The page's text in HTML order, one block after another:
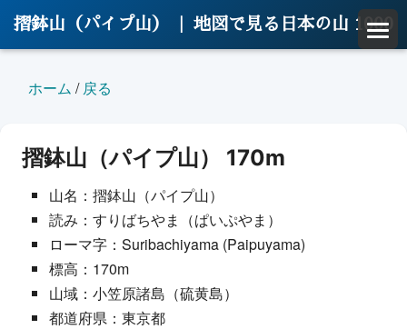
摺鉢山（パイプ山） | 地図で見る日本の山 1000
ホーム /戻る
摺鉢山（パイプ山） 170m
山名：摺鉢山（パイプ山）
読み：すりばちやま（ぱいぷやま）
ローマ字：Suribachiyama (Paipuyama)
標高：170m
山域：小笠原諸島（硫黄島）
都道府県：東京都